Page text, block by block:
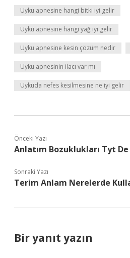
Uyku apnesine hangi bitki iyi gelir
Uyku apnesine hangi yağ iyi gelir
Uyku apnesine kesin çözüm nedir
Uyku apnesinin ilacı var mı
Uykuda nefes kesilmesine ne iyi gelir
Önceki Yazı
Anlatım Bozuklukları Tyt De
Sonraki Yazı
Terim Anlam Nerelerde
Bir yanıt yazın